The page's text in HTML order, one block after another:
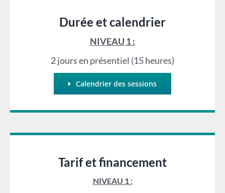
Durée et calendrier
NIVEAU 1 :
2 jours en présentiel (15 heures)
Calendrier des sessions
Tarif et financement
NIVEAU 1 :